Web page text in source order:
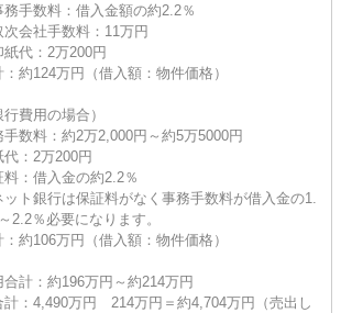
務手数料：借入金額の約2.2％
次会社手数料：11万円
紙代：2万200円
：約124万円（借入額：物件価格）
行費用の場合）
手数料：約2万2,000円～約5万5000円
代：2万200円
料：借入金の約2.2％
ト銀行は保証料がなく事務手数料が借入金の1.
2.2％必要になります。
：約106万円（借入額：物件価格）
合計：約196万円～約214万円
計：4,490万円 214万円＝約4,704万円（売出し